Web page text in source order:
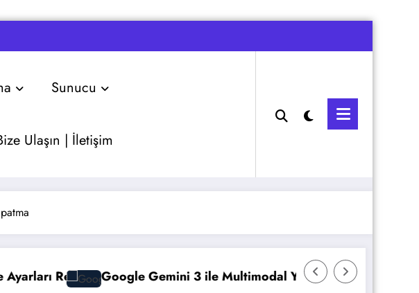
Sunucu
Ulaşın | İletişim
Google Gemini 3 ile Multimodal Yapay Zeka Veeam